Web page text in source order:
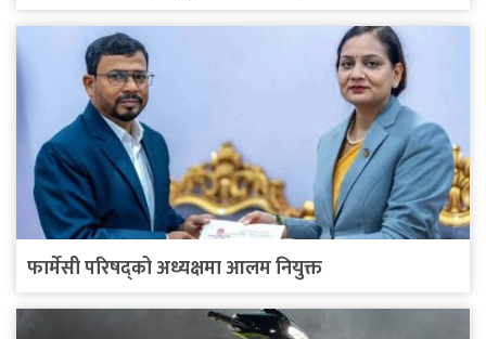
फार्मेसी परिषद्को अध्यक्षमा आलम नियुक्त